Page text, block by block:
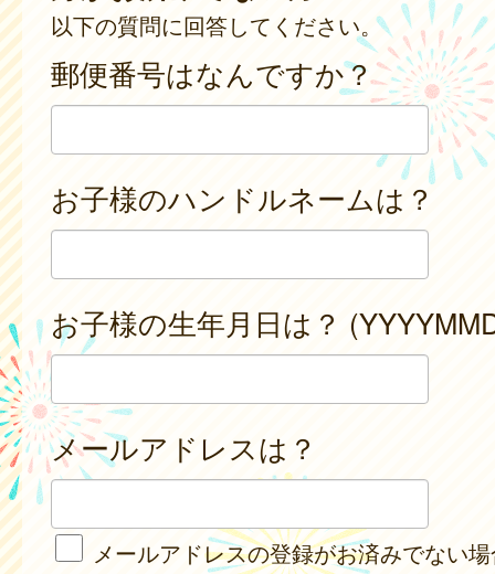
以下の質問に回答してください。
郵便番号はなんですか？
お子様のハンドルネームは？
お子様の生年月日は？
メールアドレスは？
メールアドレスの登録がお済みでない